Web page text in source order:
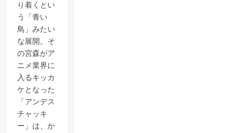
り着くとい
う「青い
鳥」みたい
な展開。そ
の宮森がア
ニメ業界に
入るキッカ
ケとなった
「アンデス
チャッキ
ー」は、か